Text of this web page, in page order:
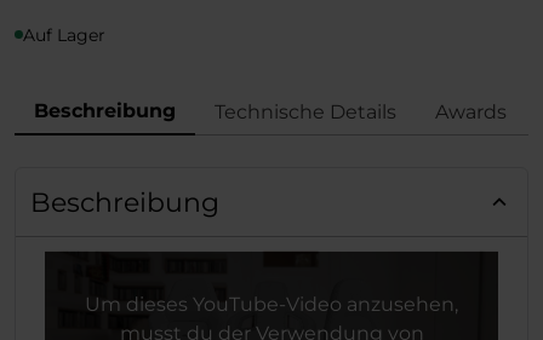
Auf Lager
Beschreibung Technische Details Awards
Beschreibung
Um dieses YouTube-Video anzusehen,
musst du der Verwendung von